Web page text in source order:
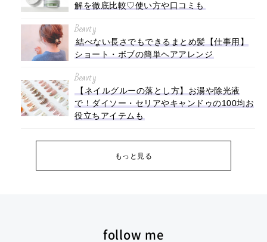
解を徹底比較♡使い方や口コミも
Beauty
結べない長さでもできるまとめ髪【仕事用】
ショート・ボブの簡単ヘアアレンジ
Beauty
【ネイルグルーの落とし方】お湯や除光液
で！ダイソー・セリアやキャンドゥの100均お
役立ちアイテムも
もっと見る
follow me